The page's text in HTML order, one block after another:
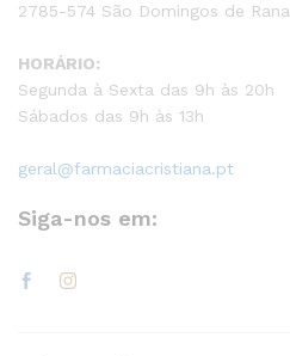
2785-574 São Domingos de Rana
HORÁRIO:
Segunda à Sexta das 9h às 20h
Sábados das 9h às 13h
geral@farmaciacristiana.pt
Siga-nos em: